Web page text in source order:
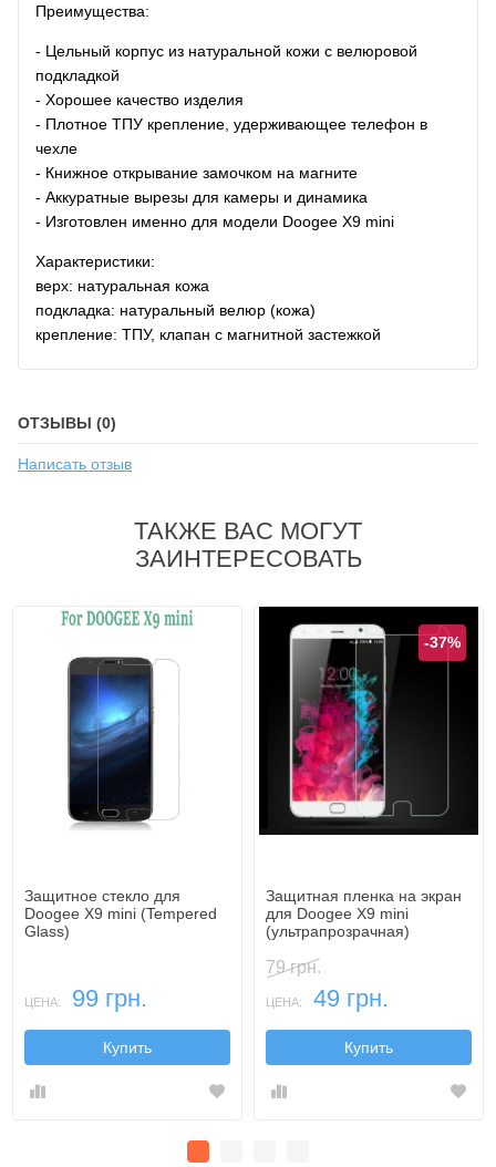
Преимущества:
- Цельный корпус из натуральной кожи с велюровой
подкладкой
- Хорошее качество изделия
- Плотное ТПУ крепление, удерживающее телефон в
чехле
- Книжное открывание замочком на магните
- Аккуратные вырезы для камеры и динамика
- Изготовлен именно для модели Doogee X9 mini
Характеристики:
верх: натуральная кожа
подкладка: натуральный велюр (кожа)
крепление: ТПУ, клапан с магнитной застежкой
ОТЗЫВЫ (0)
Написать отзыв
ТАКЖЕ ВАС МОГУТ
ЗАИНТЕРЕСОВАТЬ
Защитное стекло для
Doogee X9 mini (Tempered
Glass)
ЦЕНА: 99 грн.
Купить
-37%
Защитная пленка на экран
для Doogee X9 mini
(ультрапрозрачная)
79 грн.
ЦЕНА: 49 грн.
Купить